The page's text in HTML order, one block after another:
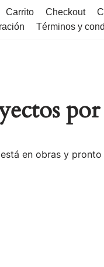
Carrito Checkout
Términos y
en obras y